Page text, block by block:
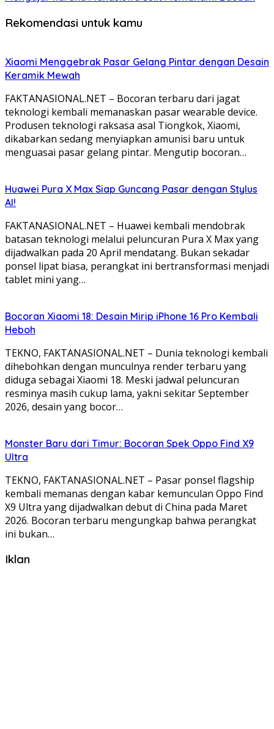
Rekomendasi untuk kamu
Xiaomi Menggebrak Pasar Gelang Pintar dengan Desain
Keramik Mewah
FAKTANASIONAL.NET – Bocoran terbaru dari jagat
teknologi kembali memanaskan pasar wearable device.
Produsen teknologi raksasa asal Tiongkok, Xiaomi,
dikabarkan sedang menyiapkan amunisi baru untuk
menguasai pasar gelang pintar. Mengutip bocoran…
Huawei Pura X Max Siap Guncang Pasar dengan Stylus
AI!
FAKTANASIONAL.NET – Huawei kembali mendobrak
batasan teknologi melalui peluncuran Pura X Max yang
dijadwalkan pada 20 April mendatang. Bukan sekadar
ponsel lipat biasa, perangkat ini bertransformasi menjadi
tablet mini yang…
Bocoran Xiaomi 18: Desain Mirip iPhone 16 Pro Kembali
Heboh
TEKNO, FAKTANASIONAL.NET – Dunia teknologi kembali
dihebohkan dengan munculnya render terbaru yang
diduga sebagai Xiaomi 18. Meski jadwal peluncuran
resminya masih cukup lama, yakni sekitar September
2026, desain yang bocor…
Monster Baru dari Timur: Bocoran Spek Oppo Find X9
Ultra
TEKNO, FAKTANASIONAL.NET – Pasar ponsel flagship
kembali memanas dengan kabar kemunculan Oppo Find
X9 Ultra yang dijadwalkan debut di China pada Maret
2026. Bocoran terbaru mengungkap bahwa perangkat
ini bukan…
Iklan